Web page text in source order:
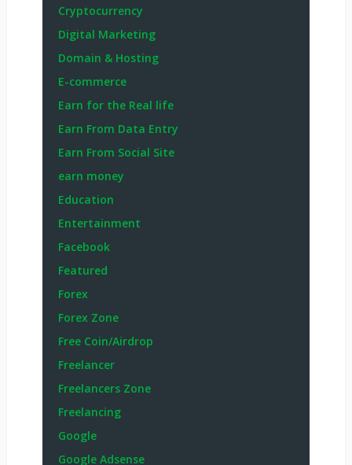
Cryptocurrency
Digital Marketing
Domain & Hosting
E-commerce
Earn for the Real life
Earn From Data Entry
Earn From Social Site
earn money
Education
Entertainment
Facebook
Featured
Forex
Forex Zone
Free Coin/Airdrop
Freelancer
Freelancers Zone
Freelancing
Google
Google Adsense